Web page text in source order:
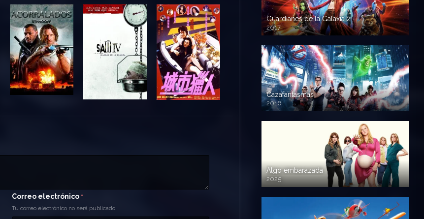
Correo electrónico *
Tu correo electrónico no será publicado
Guardianes de la Galaxia 2
2017
720p HD
Cazafantasmas
2016
720p HD
Algo embarazada
2025
720p HD